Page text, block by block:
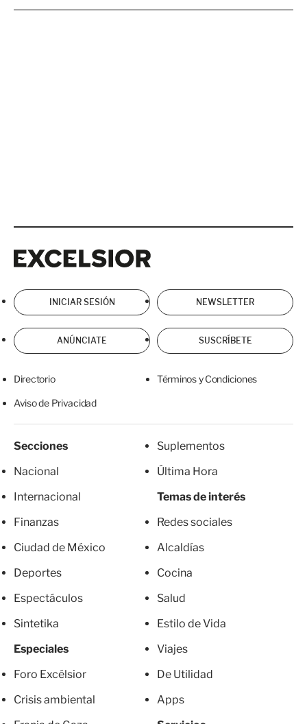
INICIAR SESIÓN NEWSLETTER
ANÚNCIATE SUSCRÍBETE
Directorio Términos y Condiciones
Aviso de Privacidad
Secciones
Nacional
Internacional
Finanzas
Ciudad de México
Deportes
Espectáculos
Sintetika
Especiales
Foro Excélsior
Crisis ambiental
Suplementos
Última Hora
Temas de interés
Redes sociales
Alcaldías
Cocina
Salud
Estilo de Vida
Viajes
De Utilidad
Apps